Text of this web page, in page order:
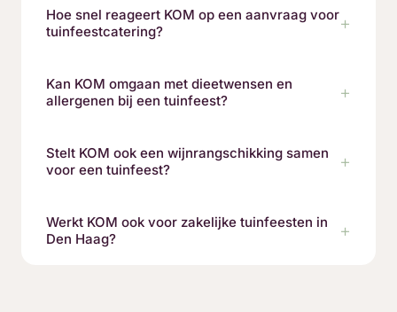
Hoe snel reageert KOM op een aanvraag voor
tuinfeestcatering?
Kan KOM omgaan met dieetwensen en
allergenen bij een tuinfeest?
Stelt KOM ook een wijnrangschikking samen
voor een tuinfeest?
Werkt KOM ook voor zakelijke tuinfeesten in
Den Haag?